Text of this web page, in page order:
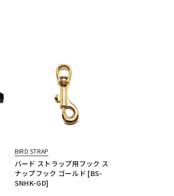
BIRD STRAP
バード ストラップ用フック ス
ナップフック ゴールド [BS-
SNHK-GD]